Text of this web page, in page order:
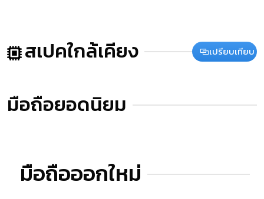
สเปคใกล้เคียง เปรียบเทียบ
มือถือยอดนิยม
มือถือออกใหม่